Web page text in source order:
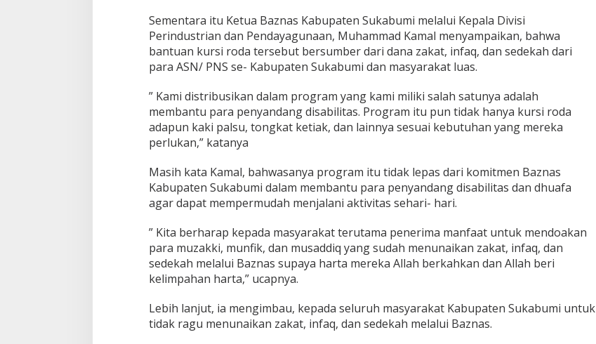
Sementara itu Ketua Baznas Kabupaten Sukabumi melalui Kepala Divisi
Perindustrian dan Pendayagunaan, Muhammad Kamal menyampaikan, bahwa
bantuan kursi roda tersebut bersumber dari dana zakat, infaq, dan sedekah dari
para ASN/ PNS se- Kabupaten Sukabumi dan masyarakat luas.
” Kami distribusikan dalam program yang kami miliki salah satunya adalah
membantu para penyandang disabilitas. Program itu pun tidak hanya kursi roda
adapun kaki palsu, tongkat ketiak, dan lainnya sesuai kebutuhan yang mereka
perlukan,” katanya
Masih kata Kamal, bahwasanya program itu tidak lepas dari komitmen Baznas
Kabupaten Sukabumi dalam membantu para penyandang disabilitas dan dhuafa
agar dapat mempermudah menjalani aktivitas sehari- hari.
” Kita berharap kepada masyarakat terutama penerima manfaat untuk mendoakan
para muzakki, munfik, dan musaddiq yang sudah menunaikan zakat, infaq, dan
sedekah melalui Baznas supaya harta mereka Allah berkahkan dan Allah beri
kelimpahan harta,” ucapnya.
Lebih lanjut, ia mengimbau, kepada seluruh masyarakat Kabupaten Sukabumi untuk
tidak ragu menunaikan zakat, infaq, dan sedekah melalui Baznas.